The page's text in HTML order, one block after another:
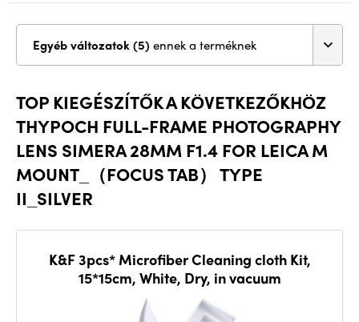
Egyéb változatok (5) ennek a terméknek
TOP KIEGÉSZÍTŐK A KÖVETKEZŐKHÖZ
THYPOCH FULL-FRAME PHOTOGRAPHY
LENS SIMERA 28MM F1.4 FOR LEICA M
MOUNT_（FOCUS TAB） TYPE
II_SILVER
K&F 3pcs* Microfiber Cleaning cloth Kit,
15*15cm, White, Dry, in vacuum